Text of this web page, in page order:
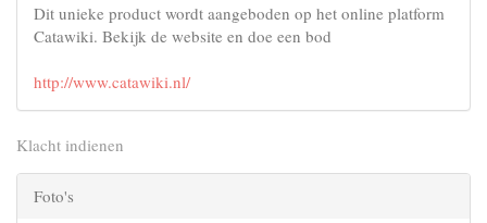
Dit unieke product wordt aangeboden op het online platform
Catawiki. Bekijk de website en doe een bod
http://www.catawiki.nl/
Klacht indienen
Foto's